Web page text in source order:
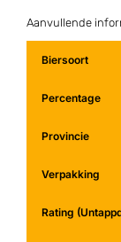
Aanvullende
Biersoort
Percentage
Provincie
Verpakking
Rating